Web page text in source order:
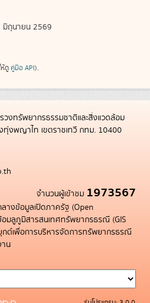
ถุนายน 2569
ห้ดู คู่มือ API).
งทรัพยากรธรรมชาติและสิ่งแวดล้อม
ทุ่งพญาไท เขตราชเทวี กทม. 10400
จำนวนผู้เข้าชม 1973567
างข้อมูลเปิดภาครัฐ (Open
อมลูภูมิสารสนเทศทรัพยากรธรณี (GIS
กต์เพื่อการบริหารจัดการทรัพยากรธรณี
น